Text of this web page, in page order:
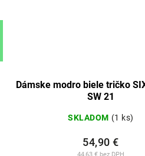
Dámske modro biele tričko
SW 21
SKLADOM (1 ks)
54,90 €